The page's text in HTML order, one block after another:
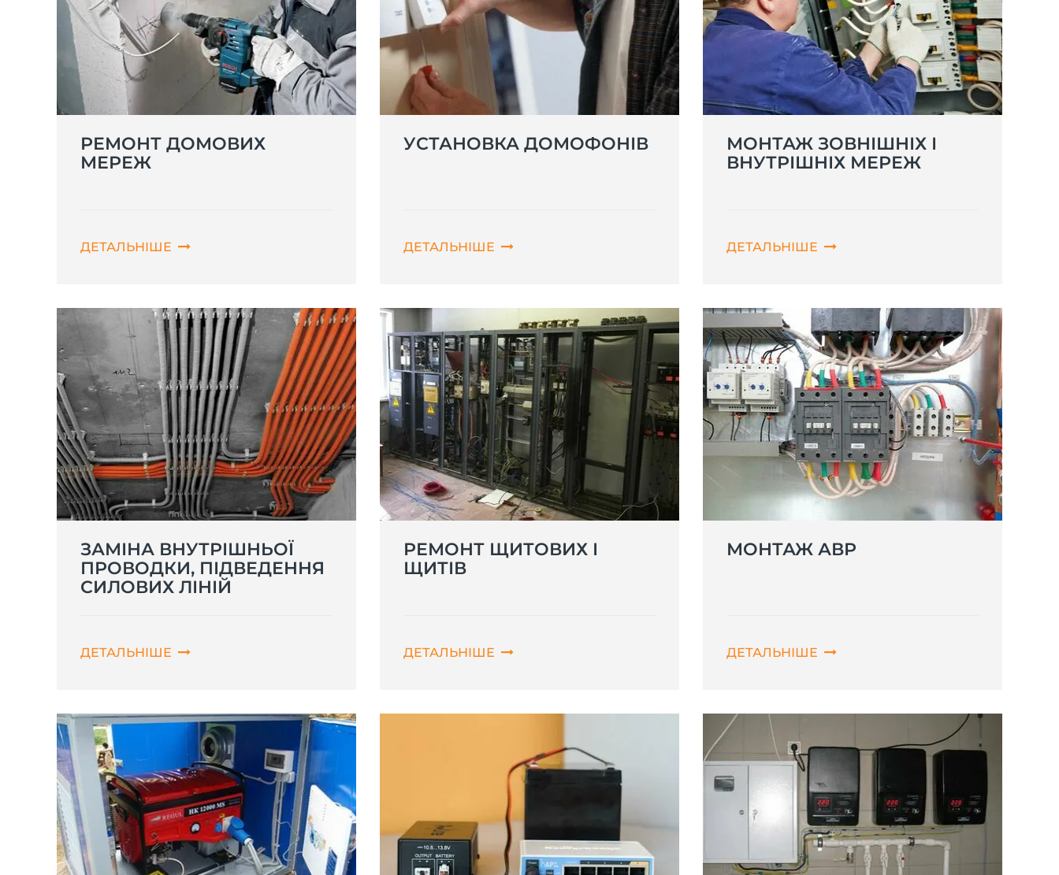
РЕМОНТ ДОМОВИХ
МЕРЕЖ
ДЕТАЛЬНІШЕ
УСТАНОВКА ДОМОФОНІВ
ДЕТАЛЬНІШЕ
МОНТАЖ ЗОВНІШНІХ І
ВНУТРІШНІХ МЕРЕЖ
ДЕТАЛЬНІШЕ
ЗАМІНА ВНУТРІШНЬОЇ
ПРОВОДКИ, ПІДВЕДЕННЯ
СИЛОВИХ ЛІНІЙ
ДЕТАЛЬНІШЕ
РЕМОНТ ЩИТОВИХ І
ЩИТІВ
ДЕТАЛЬНІШЕ
МОНТАЖ АВР
ДЕТАЛЬНІШЕ